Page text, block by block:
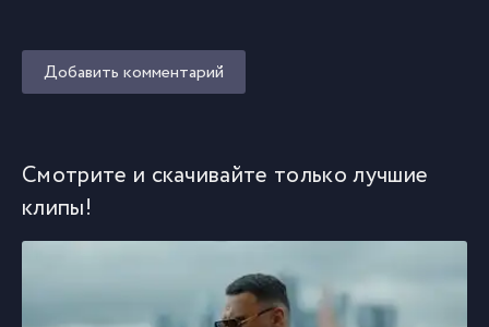
Добавить комментарий
Смотрите и скачивайте только лучшие
клипы!